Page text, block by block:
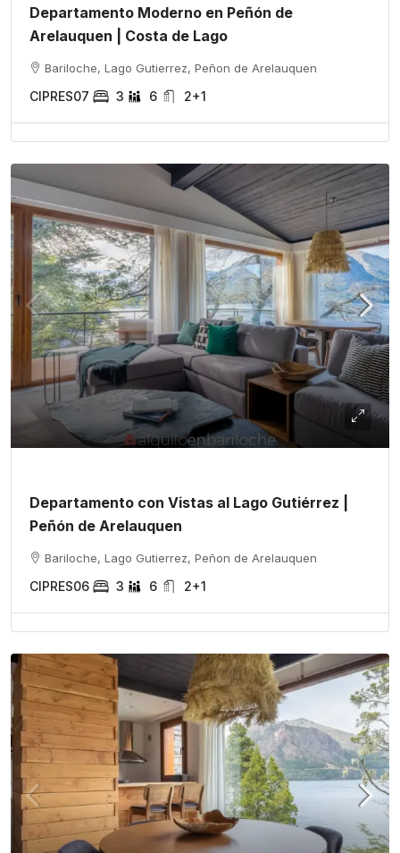
Departamento Moderno en Peñón de
Arelauquen | Costa de Lago
Bariloche, Lago Gutierrez, Peñon de Arelauquen
CIPRES07 3 6 2+1
Departamento con Vistas al Lago Gutiérrez |
Peñón de Arelauquen
Bariloche, Lago Gutierrez, Peñon de Arelauquen
CIPRES06 3 6 2+1